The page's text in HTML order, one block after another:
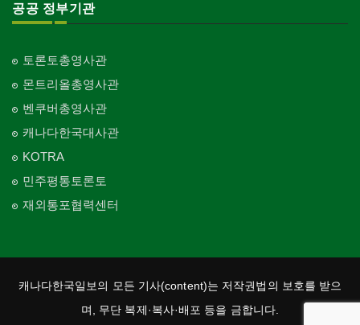
공공 정부기관
토론토총영사관
몬트리올총영사관
벤쿠버총영사관
캐나다한국대사관
KOTRA
민주평통토론토
재외통포협력센터
캐나다한국일보의 모든 기사(content)는 저작권법의 보호를 받으
며, 무단 복제·복사·배포 등을 금합니다.